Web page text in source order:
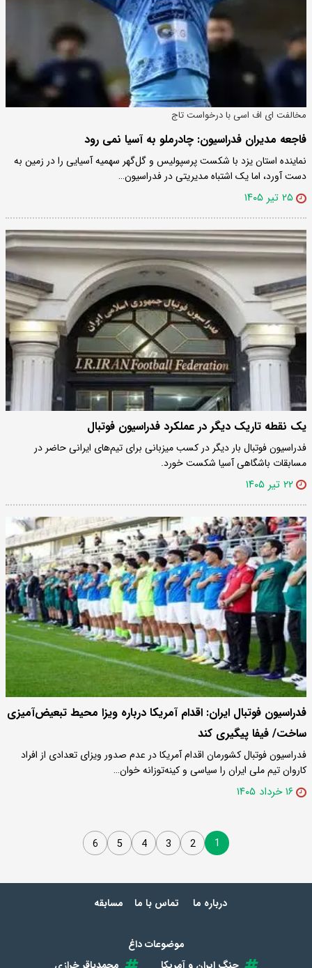
مخالفت ای اف اسی با درخواست تاج
فاجعه مدیران فدراسیون: چادرملو به آسیا نمی رود
نماینده استان یزد با شکست پرسپولیس و گل‌گهر سهمیه آسیایی را در زمین به
دست آورد، اما یک اشتباه مدیریتی در فدراسیون…
۲۵ تیر ۱۴۰۵
یک نقطه تاریک دیگر در عملکرد فدراسیون فوتبال
فدراسیون فوتبال بار دیگر در کسب میزبانی برای تیم‌های ایرانی حاضر در
مسابقات باشگاهی آسیا شکست خورد.
۲۲ تیر ۱۴۰۵
فدراسیون فوتبال ایران: اقدام آمریکا درباره ویزا محیط تبعیض‌آمیزی
ساخت/ فیفا پیگیری کند
فدراسیون فوتبال کشورمان اقدام آمریکا در عدم صدور ویزای تعدادی از افراد
کاروان تیم ملی ایران را سیاسی و کینه‌توزانه خوان…
۱۶ خرداد ۱۴۰۵
1
2
3
4
5
6
درباره ما تماس با ما مسابقه
موضوعات داغ